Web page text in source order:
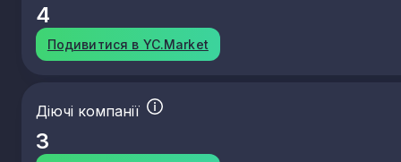
4
Подивитися в YC.Market
Діючі компанії
3